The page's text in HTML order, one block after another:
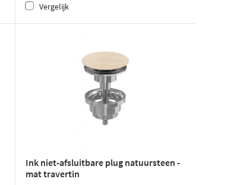
Vergelijk
Ink niet-afsluitbare plug natuursteen -
mat travertin